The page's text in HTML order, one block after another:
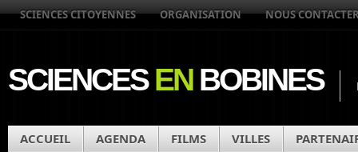
SCIENCES CITOYENNES ORGANISATION NOUS
SCIENCESENBOBINES
ACCUEIL AGENDA FILMS VILLES